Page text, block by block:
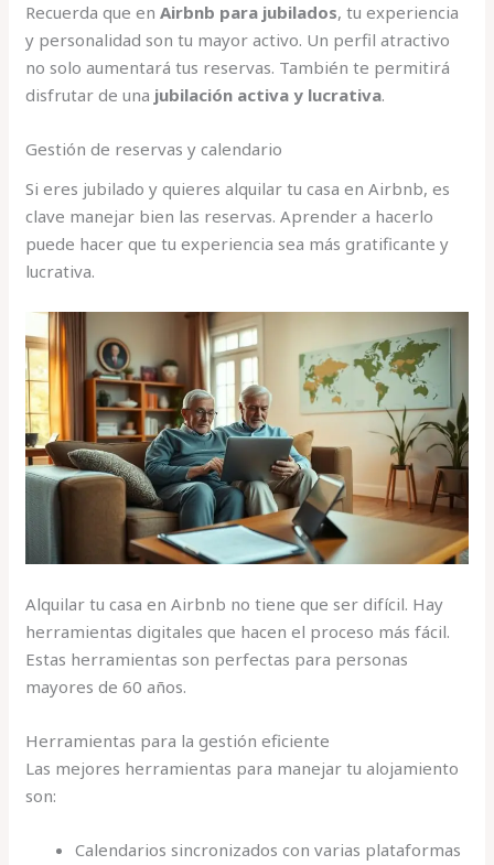
Recuerda que enAirbnb para jubilados, tu experiencia
y personalidad son tu mayor activo. Un perfil atractivo
no solo aumentará tus reservas. También te permitirá
disfrutar de una jubilación activa y lucrativa.
Gestión de reservas y calendario
Si eres jubilado y quieres alquilar tu casa en Airbnb, es
clave manejar bien las reservas. Aprender a hacerlo
puede hacer que tu experiencia sea más gratificante y
lucrativa.
Alquilar tu casa en Airbnb no tiene que ser difícil. Hay
herramientas digitales que hacen el proceso más fácil.
Estas herramientas son perfectas para personas
mayores de 60 años.
Herramientas para la gestión eficiente
Las mejores herramientas para manejar tu alojamiento
son:
Calendarios sincronizados con varias plataformas